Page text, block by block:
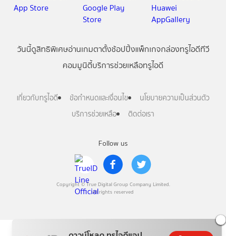
Follow us
Copyright © True Digital Group Company Limited.
All rights reserved
วันนี้ดูสิทธิพิเศษอ่านเกมตาตั้งช้อปปิ้งแพ็กเกจกล่องทรูไอดีทีวี
คอมมูนิตี้บริการช่วยเหลือทรูไอดี
เกี่ยวกับทรูไอดี ข้อกำหนดและเงื่อนไข
นโยบายความเป็นส่วนตัว
บริการช่วยเหลือ
ติดต่อเรา